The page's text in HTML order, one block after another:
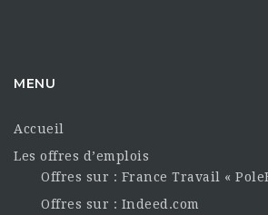
MENU
Accueil
Les offres d’emplois
Offres sur : France Travail «
Offres sur : Indeed.com